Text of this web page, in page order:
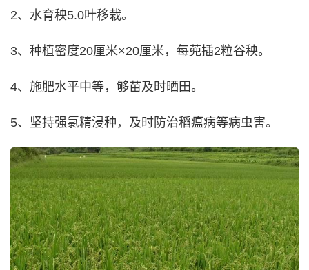
2、水育秧5.0叶移栽。
3、种植密度20厘米×20厘米，每蔸插2粒谷秧。
4、施肥水平中等，够苗及时晒田。
5、坚持强氯精浸种，及时防治稻瘟病等病虫害。